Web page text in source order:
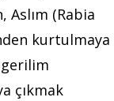
(Rabia
kurtulmaya
gerilim
çıkmak